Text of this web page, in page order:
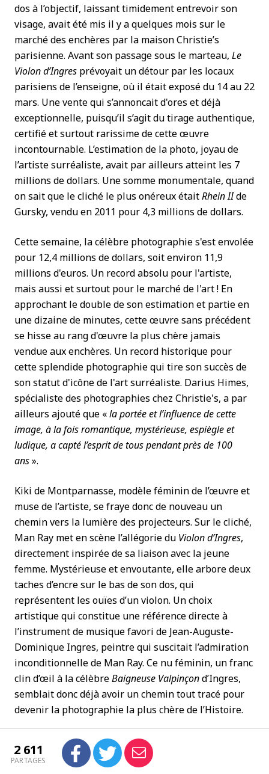
dos à l’objectif, laissant timidement entrevoir son
visage, avait été mis il y a quelques mois sur le
marché des enchères par la maison Christie’s
parisienne. Avant son passage sous le marteau, Le
Violon d’Ingres prévoyait un détour par les locaux
parisiens de l’enseigne, où il était exposé du 14 au 22
mars. Une vente qui s’annoncait d'ores et déjà
exceptionnelle, puisqu’il s’agit du tirage authentique,
certifié et surtout rarissime de cette œuvre
incontournable. L’estimation de la photo, joyau de
l’artiste surréaliste, avait par ailleurs atteint les 7
millions de dollars. Une somme monumentale, quand
on sait que le cliché le plus onéreux étaitRhein IIde
Gursky, vendu en 2011 pour 4,3 millions de dollars.
Cette semaine, la célèbre photographie s'est envolée
pour 12,4 millions de dollars, soit environ 11,9
millions d'euros. Un record absolu pour l'artiste,
mais aussi et surtout pour le marché de l'art ! En
approchant le double de son estimation et partie en
une dizaine de minutes, cette œuvre sans précédent
se hisse au rang d'œuvre la plus chère jamais
vendue aux enchères. Un record historique pour
cette splendide photographie qui tire son succès de
son statut d'icône de l'art surréaliste. Darius Himes,
spécialiste des photographies chez Christie's, a par
ailleurs ajouté que «la portée et l’influence de cette
image, à la fois romantique, mystérieuse, espiègle et
ludique, a capté l’esprit de tous pendant près de 100
ans».
Kiki de Montparnasse, modèle féminin de l’œuvre et
muse de l’artiste, se fraye donc de nouveau un
chemin vers la lumière des projecteurs. Sur le cliché,
Man Ray met en scène l’allégorie du Violon d’Ingres,
directement inspirée de sa liaison avec la jeune
femme. Mystérieuse et envoutante, elle arbore deux
taches d’encre sur le bas de son dos, qui
représentent les ouïes d’un violon. Un choix
artistique qui constitue une référence directe à
l’instrument de musique favori de Jean-Auguste-
Dominique Ingres, peintre qui suscitait l’admiration
inconditionnelle de Man Ray. Ce nu féminin, un franc
clin d’œil à la célèbreBaigneuse Valpinçond’Ingres,
semblait donc déjà avoir un chemin tout tracé pour
devenir la photographie la plus chère de l’Histoire.
2 611
PARTAGES